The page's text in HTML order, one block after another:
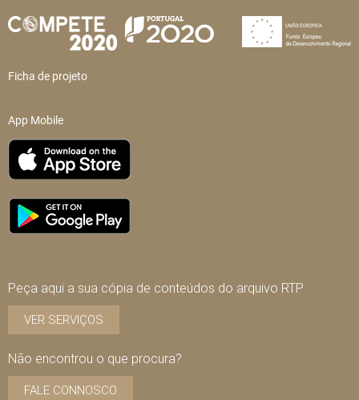
Ficha de projeto
App Mobile
Peça aqui a sua cópia de conteúdos do arquivo RTP
VER SERVIÇOS
Não encontrou o que procura?
FALE CONNOSCO